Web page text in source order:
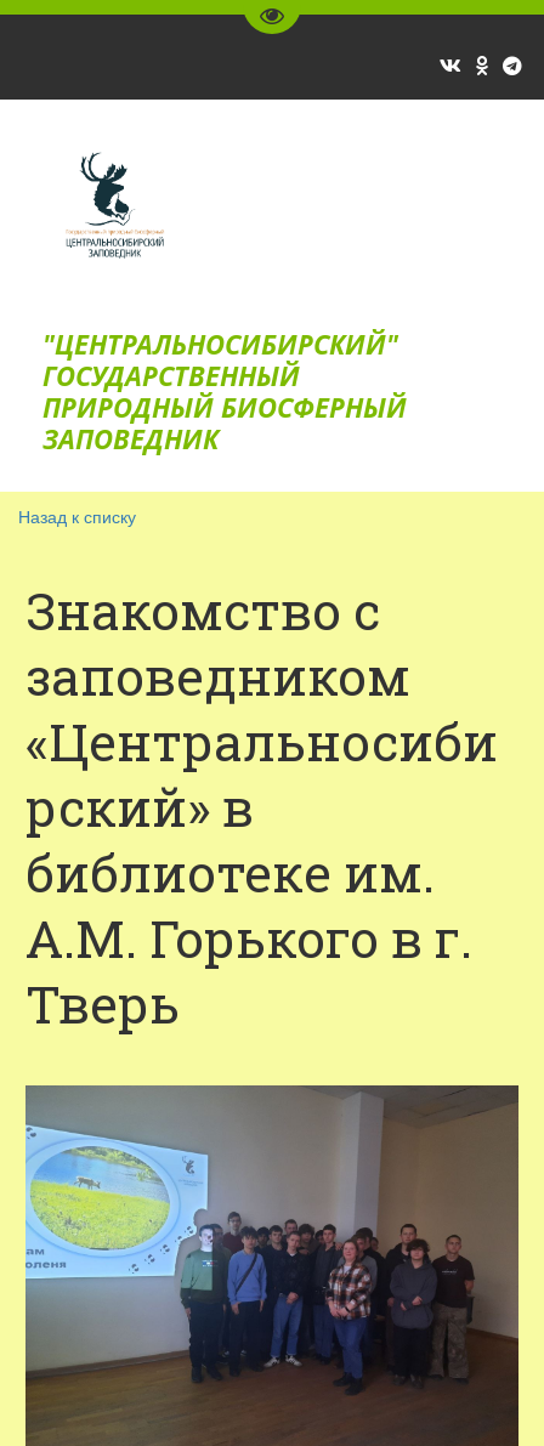
Перейти на версию для
"ЦЕНТРАЛЬНОСИБИРСКИЙ"
ГОС­УДАРСТВЕННЫЙ
ПРИРОДНЫЙ БИОСФЕРНЫЙ
ЗАПОВЕДНИК
Назад к списку
Знакомство с
заповедником
«Центральносиби
рский» в
библиотеке им.
А.М. Горького в г.
Тверь